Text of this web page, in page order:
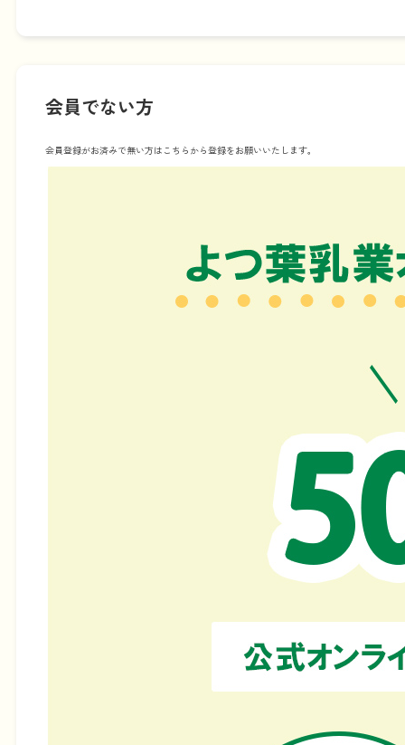
会員でない方
会員登録がお済みで無い方はこちらから登録をお願いいたします。